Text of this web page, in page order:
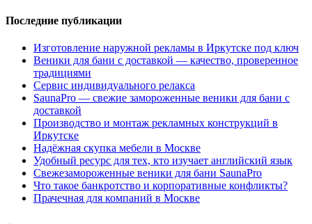
Последние публикации
Изготовление наружной рекламы в Иркутске под ключ
Веники для бани с доставкой — качество, проверенное
традициями
Сервис индивидуального релакса
SaunaPro — свежие замороженные веники для бани с
доставкой
Производство и монтаж рекламных конструкций в
Иркутске
Надёжная скупка мебели в Москве
Удобный ресурс для тех, кто изучает английский язык
Свежезамороженные веники для бани SaunaPro
Что такое банкротство и корпоративные конфликты?
Прачечная для компаний в Москве